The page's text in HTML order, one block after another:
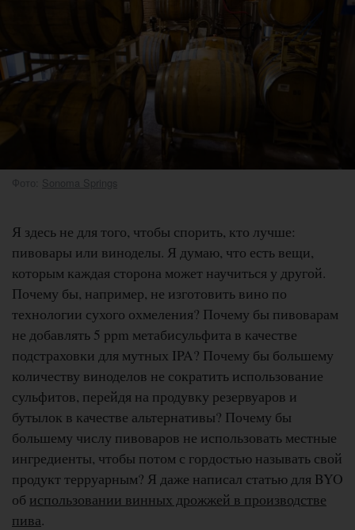
Фото: Sonoma Springs
Я здесь не для того, чтобы спорить, кто лучше:
пивовары или виноделы. Я думаю, что есть вещи,
которым каждая сторона может научиться у другой.
Почему бы, например, не изготовить вино по
технологии сухого охмеления? Почему бы пивоварам
не добавлять 5 ppm метабисульфита в качестве
подстраховки для мутных IPA? Почему бы большему
количеству виноделов не сократить использование
сульфитов, перейдя на продувку резервуаров и
бутылок в качестве альтернативы? Почему бы
большему числу пивоваров не использовать местные
ингредиенты, чтобы потом с гордостью называть свой
продукт терруарным? Я даже написал статью для BYO
об использовании винных дрожжей в производстве
пива.